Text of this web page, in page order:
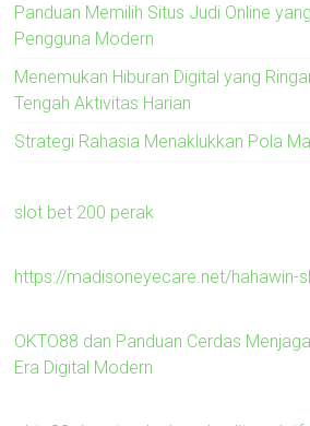
Panduan Memilih Situs Judi Online
Pengguna Modern
Menemukan Hiburan Digital yang
Tengah Aktivitas Harian
Strategi Rahasia Menaklukkan Pola
slot bet 200 perak
https://madisoneyecare.net/hahawin-
OKTO88 dan Panduan Cerdas
Era Digital Modern